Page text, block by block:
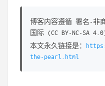
博客内容遵循 署名-非
国际 (CC BY-NC-SA
本文永久链接是：
the-pearl.html